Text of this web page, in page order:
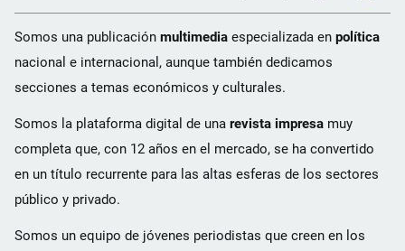
Somos una publicación multimedia especializada en política
nacional e internacional, aunque también dedicamos
secciones a temas económicos y culturales.
Somos la plataforma digital de una revista impresa muy
completa que, con 12 años en el mercado, se ha convertido
en un título recurrente para las altas esferas de los sectores
público y privado.
Somos un equipo de jóvenes periodistas que creen en los